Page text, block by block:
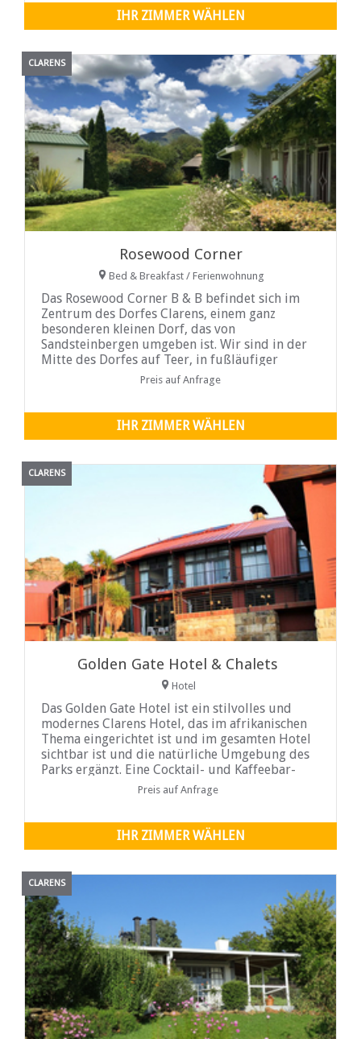
IHR ZIMMER WÄHLEN
CLARENS
Rosewood Corner
Bed & Breakfast / Ferienwohnung
Das Rosewood Corner B & B befindet sich im
Zentrum des Dorfes Clarens, einem ganz
besonderen kleinen Dorf, das von
Sandsteinbergen umgeben ist. Wir sind in der
Mitte des Dorfes auf Teer, in fußläufiger
Entfernung von Restaurants, Kunstgalerien,
Preis auf Anfrage
IHR ZIMMER WÄHLEN
CLARENS
Golden Gate Hotel & Chalets
Hotel
Das Golden Gate Hotel ist ein stilvolles und
modernes Clarens Hotel, das im afrikanischen
Thema eingerichtet ist und im gesamten Hotel
sichtbar ist und die natürliche Umgebung des
Parks ergänzt. Eine Cocktail- und Kaffeebar-
Lounge wertet die oberste Etage auf, während
die unterste Etage eine Spot-Bar mit
Masutsa können Sie sich entspannen, exquisite
Küche genießen und die Aussicht auf die
Preis auf Anfrage
IHR ZIMMER WÄHLEN
CLARENS